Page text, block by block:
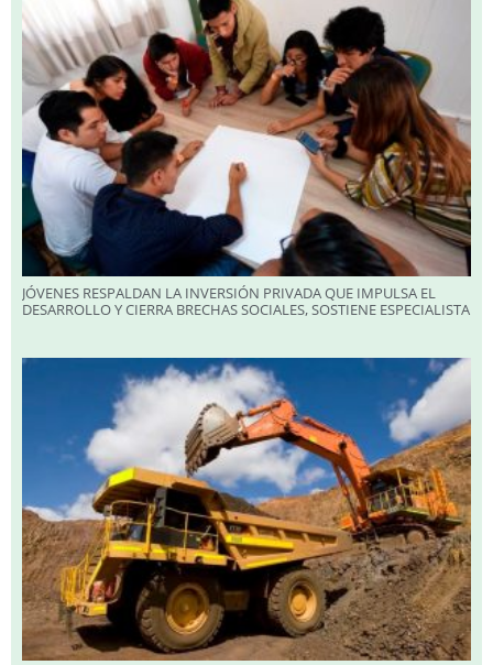
JÓVENES RESPALDAN LA INVERSIÓN PRIVADA QUE IMPULSA EL
DESARROLLO Y CIERRA BRECHAS SOCIALES, SOSTIENE ESPECIALISTA